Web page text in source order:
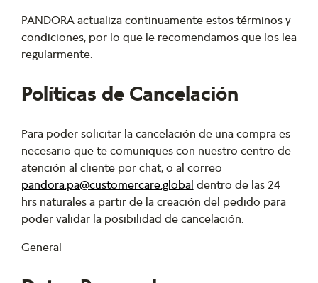
PANDORA actualiza continuamente estos términos y
condiciones, por lo que le recomendamos que los lea
regularmente.
Políticas de Cancelación
Para poder solicitar la cancelación de una compra es
necesario que te comuniques con nuestro centro de
atención al cliente por chat, o al correo
pandora.pa@customercare.global dentro de las 24
hrs naturales a partir de la creación del pedido para
poder validar la posibilidad de cancelación.
General